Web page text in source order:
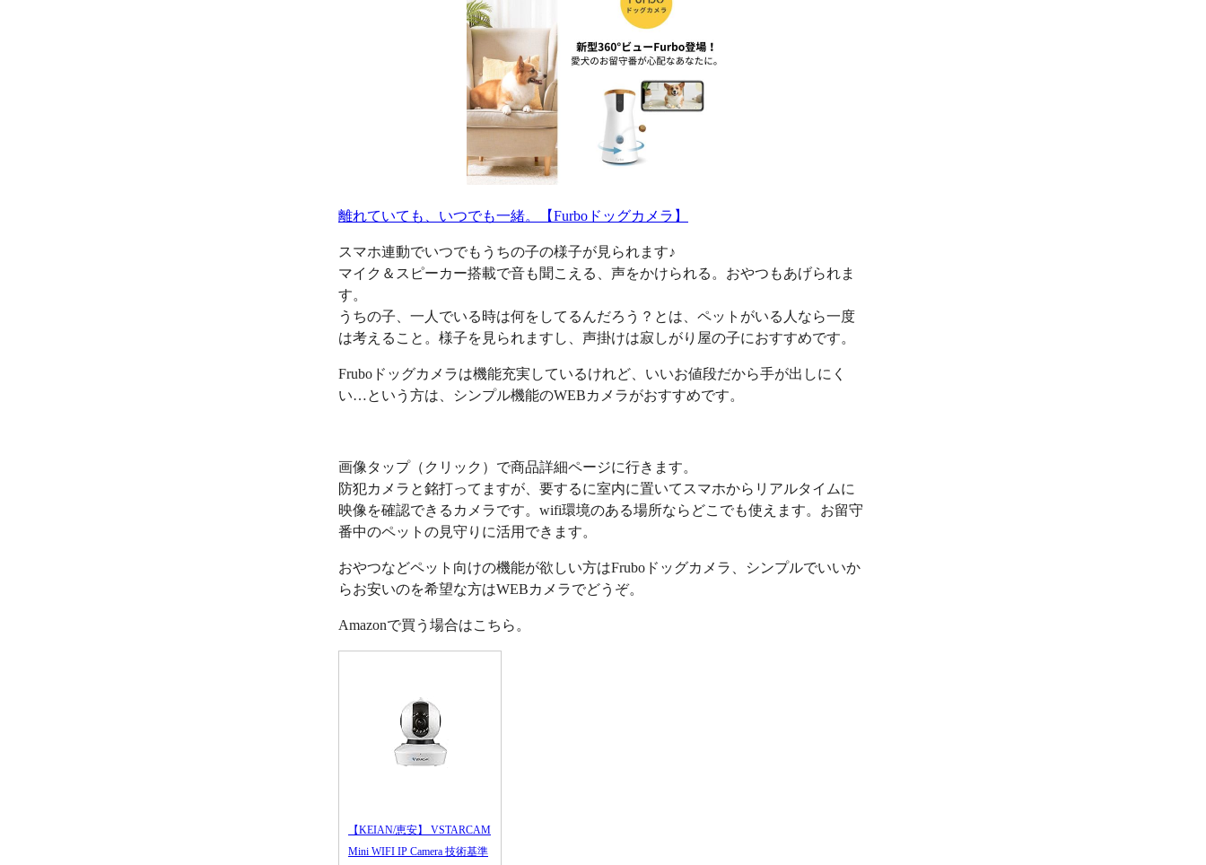
離れていても、いつでも一緒。【Furboドッグカメラ】
スマホ連動でいつでもうちの子の様子が見られます♪
マイク＆スピーカー搭載で音も聞こえる、声をかけられる。おやつもあげられま
す。
うちの子、一人でいる時は何をしてるんだろう？とは、ペットがいる人なら一度
は考えること。様子を見られますし、声掛けは寂しがり屋の子におすすめです。
Fruboドッグカメラは機能充実しているけれど、いいお値段だから手が出しにく
い…という方は、シンプル機能のWEBカメラがおすすめです。
画像タップ（クリック）で商品詳細ページに行きます。
防犯カメラと銘打ってますが、要するに室内に置いてスマホからリアルタイムに
映像を確認できるカメラです。wifi環境のある場所ならどこでも使えます。お留守
番中のペットの見守りに活用できます。
おやつなどペット向けの機能が欲しい方はFruboドッグカメラ、シンプルでいいか
らお安いのを希望な方はWEBカメラでどうぞ。
Amazonで買う場合はこちら。
【KEIAN/恵安】 VSTARCAM
Mini WIFI IP Camera 技術基準